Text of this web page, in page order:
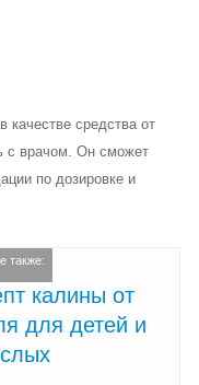
качестве средства от
с врачом. Он сможет
по дозировке и
также:
калины от
для детей и